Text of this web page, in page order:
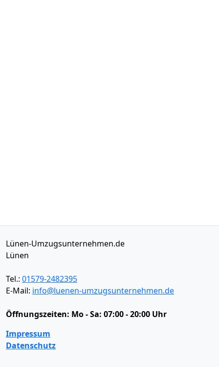
Lünen-Umzugsunternehmen.de
Lünen
Tel.: 01579-2482395
E-Mail: info@luenen-umzugsunternehmen.de
Öffnungszeiten: Mo - Sa: 07:00 - 20:00 Uhr
Impressum
Datenschutz